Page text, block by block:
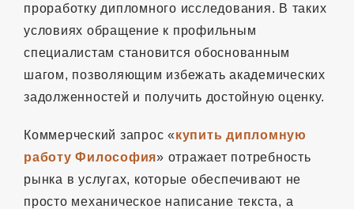
проработку дипломного исследования. В таких
условиях обращение к профильным
специалистам становится обоснованным
шагом, позволяющим избежать академических
задолженностей и получить достойную оценку.
Коммерческий запрос «купить дипломную
работу Философия» отражает потребность
рынка в услугах, которые обеспечивают не
просто механическое написание текста, а